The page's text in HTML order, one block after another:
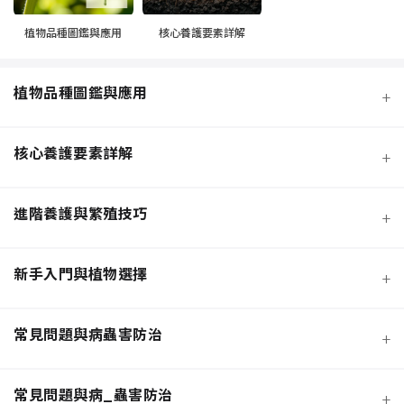
植物品種圖鑑與應用 核心養護要素詳解
植物品種圖鑑與應用 +
寵物安全與有毒植物清單
核心養護要素詳解 +
進階養護與繁殖技巧 +
新手入門與植物選擇 +
常見問題與病蟲害防治 +
常見問題與病_蟲害防治 +